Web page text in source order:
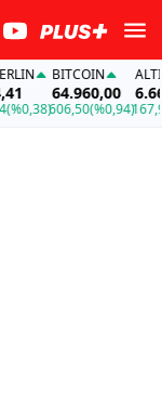
BITCOIN
64.960,00
606,50(%0,94)
ALTIN
167,96